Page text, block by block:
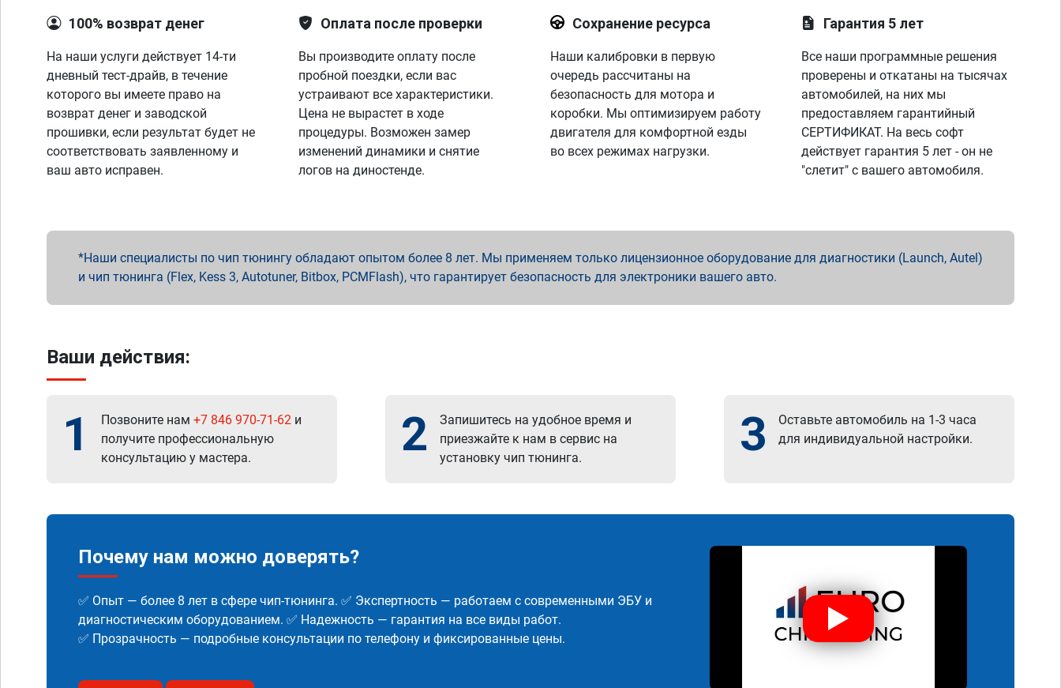
100% возврат денег
На наши услуги действует 14-ти
дневный тест-драйв, в течение
которого вы имеете право на
возврат денег и заводской
прошивки, если результат будет не
соответствовать заявленному и
ваш авто исправен.
Оплата после проверки
Вы производите оплату после
пробной поездки, если вас
устраивают все характеристики.
Цена не вырастет в ходе
процедуры. Возможен замер
изменений динамики и снятие
логов на диностенде.
Сохранение ресурса
Наши калибровки в первую
очередь рассчитаны на
безопасность для мотора и
коробки. Мы оптимизируем работу
двигателя для комфортной езды
во всех режимах нагрузки.
Гарантия 5 лет
Все наши программные решения
проверены и откатаны на тысячах
автомобилей, на них мы
предоставляем гарантийный
СЕРТИФИКАТ. На весь софт
действует гарантия 5 лет - он не
"слетит" с вашего автомобиля.
Наши специалисты по чип тюнингу обладают опытом более 8 лет. Мы применяем только лицензионное оборудование для диагностики (Launch, Autel)
и чип тюнинга (Flex, Kess 3, Autotuner, Bitbox, PCMFlash), что гарантирует безопасность для электроники вашего авто.
Ваши действия:
1 Позвоните нам +7 846 970-71-62 и
получите профессиональную
консультацию у мастера.
2
Запишитесь на удобное время и
приезжайте к нам в сервис на
установку чип тюнинга.
3
Оставьте автомобиль на 1-3 часа
для индивидуальной настройки.
Почему нам можно доверять?
✅ Опыт — более 8 лет в сфере чип-тюнинга. ✅ Экспертность — работаем с современными ЭБУ и
диагностическим оборудованием. ✅ Надежность — гарантия на все виды работ.
✅ Прозрачность — подробные консультации по телефону и фиксированные цены.